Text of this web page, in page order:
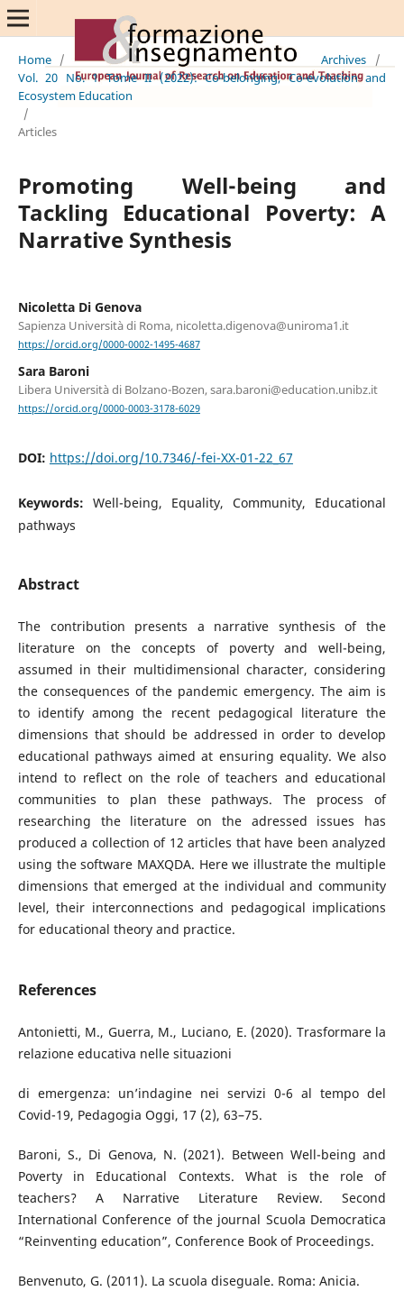
Home / Archives
/
Vol. 20 No. 1 Tome II (2022): Co-belonging, Co-evolution and
Ecosystem Education
/
Articles
Promoting Well-being and
Tackling Educational Poverty: A
Narrative Synthesis
Nicoletta Di Genova
Sapienza Università di Roma, nicoletta.digenova@uniroma1.it
https://orcid.org/0000-0002-1495-4687
Sara Baroni
Libera Università di Bolzano-Bozen, sara.baroni@education.unibz.it
https://orcid.org/0000-0003-3178-6029
DOI: https://doi.org/10.7346/-fei-XX-01-22_67
Keywords: Well-being, Equality, Community, Educational
pathways
Abstract
The contribution presents a narrative synthesis of the
literature on the concepts of poverty and well-being,
assumed in their multidimensional character, considering
the consequences of the pandemic emergency. The aim is
to identify among the recent pedagogical literature the
dimensions that should be addressed in order to develop
educational pathways aimed at ensuring equality. We also
intend to reflect on the role of teachers and educational
communities to plan these pathways. The process of
researching the literature on the adressed issues has
produced a collection of 12 articles that have been analyzed
using the software MAXQDA. Here we illustrate the multiple
dimensions that emerged at the individual and community
level, their interconnections and pedagogical implications
for educational theory and practice.
References
Antonietti, M., Guerra, M., Luciano, E. (2020). Trasformare la
relazione educativa nelle situazioni
di emergenza: un’indagine nei servizi 0-6 al tempo del
Covid-19, Pedagogia Oggi, 17 (2), 63–75.
Baroni, S., Di Genova, N. (2021). Between Well-being and
Poverty in Educational Contexts. What is the role of
teachers? A Narrative Literature Review. Second
International Conference of the journal Scuola Democratica
“Reinventing education”, Conference Book of Proceedings.
Benvenuto, G. (2011). La scuola diseguale. Roma: Anicia.